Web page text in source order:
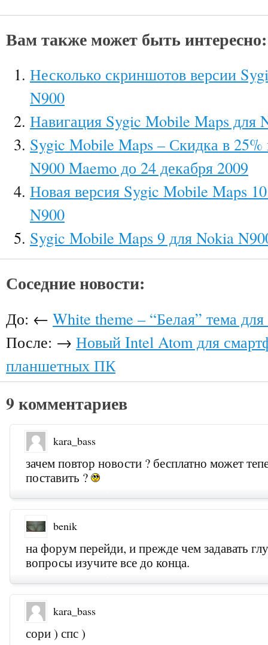
Вам также может быть интересно:
Несколько скриншотов версии
N900
Навигация Sygic Mobile Maps для
Sygic Mobile Maps – Скидка в 25%
N900 Maemo до 24 декабря 2009
Новая версия Sygic Mobile Maps
N900
Sygic Mobile Maps 9 для Nokia
Соседние новости:
До: ← White theme – “Белая” тема
После: → Новый Intel Atom для
планшетных ПК
9 комментариев
kara_bass
зачем повтор новости ? бесплатно может
поставить ?
benik
на форум перейди, и прежде чем задавать
вопросы изучите все до конца.
kara_bass
сори ) спс )